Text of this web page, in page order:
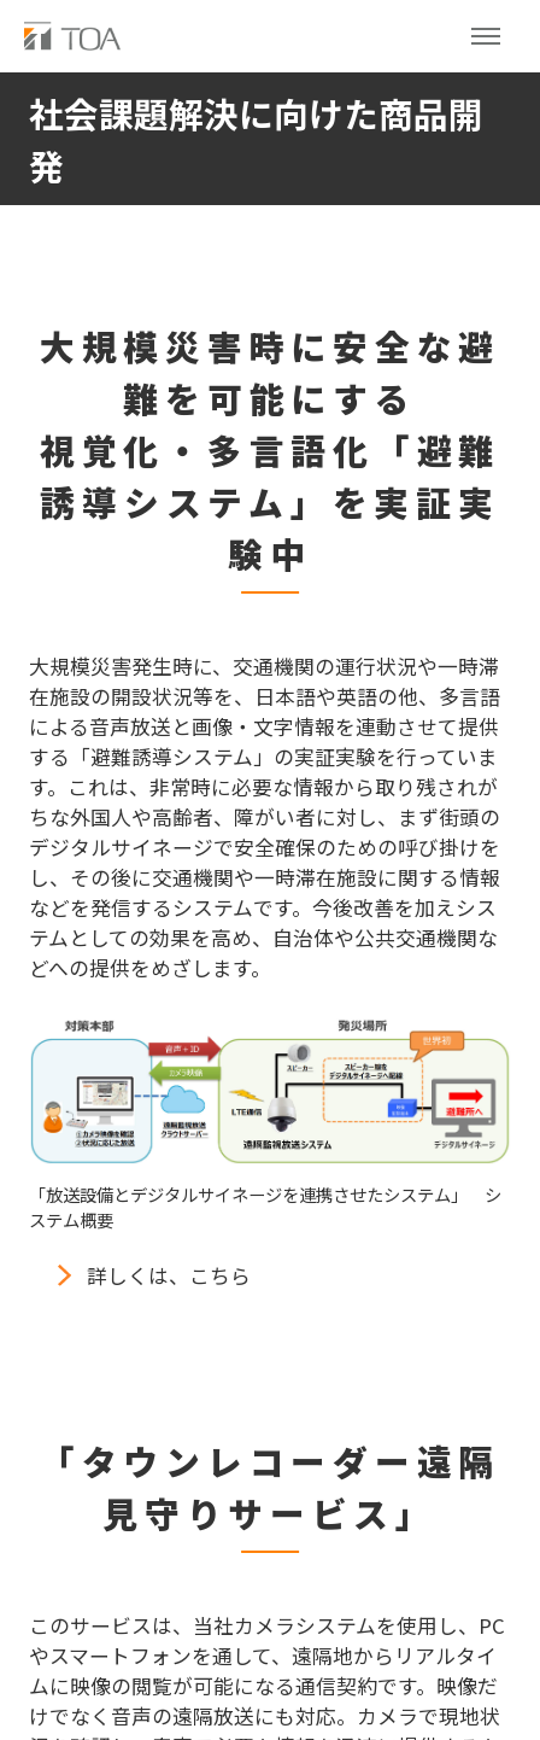
社会課題解決に向けた商品開
発
大規模災害時に安全な避
難を可能にする
視覚化・多言語化「避難
誘導システム」を実証実
験中
大規模災害発生時に、交通機関の運行状況や一時滞
在施設の開設状況等を、日本語や英語の他、多言語
による音声放送と画像・文字情報を連動させて提供
する「避難誘導システム」の実証実験を行っていま
す。これは、非常時に必要な情報から取り残されが
ちな外国人や高齢者、障がい者に対し、まず街頭の
デジタルサイネージで安全確保のための呼び掛けを
し、その後に交通機関や一時滞在施設に関する情報
などを発信するシステムです。今後改善を加えシス
テムとしての効果を高め、自治体や公共交通機関な
どへの提供をめざします。
「放送設備とデジタルサイネージを連携させたシステム」 シ
ステム概要
詳しくは、こちら
「タウンレコーダー遠隔
見守りサービス」
このサービスは、当社カメラシステムを使用し、PC
やスマートフォンを通して、遠隔地からリアルタイ
ムに映像の閲覧が可能になる通信契約です。映像だ
けでなく音声の遠隔放送にも対応。カメラで現地状